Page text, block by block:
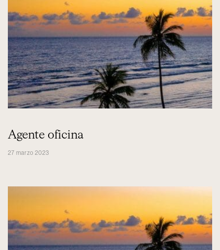
Agente oficina
27 marzo 2023